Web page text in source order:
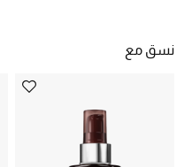
نسوقوا أحدث ما وصلنا
نسق مع